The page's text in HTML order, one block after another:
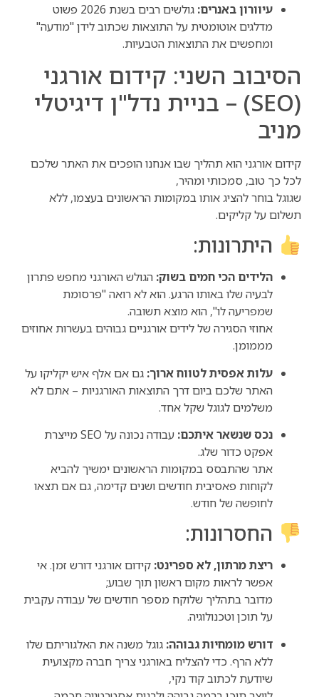
עיוורון באנרים:
גולשים רבים בשנת 2026 פשוט
מדלגים אוטומטית על התוצאות שכתוב לידן "מודעה"
ומחפשים את התוצאות הטבעיות.
הסיבוב השני: קידום אורגני
(SEO) – בניית נדל"ן דיגיטלי
מניב
קידום אורגני הוא תהליך שבו אנחנו הופכים את האתר שלכם
לכל כך טוב, סמכותי ומהיר,
שגוגל בוחר להציג אותו במקומות הראשונים בעצמו, ללא
תשלום על קליקים.
היתרונות:
הלידים הכי חמים בשוק: הגולש האורגני מחפש פתרון
לבעיה שלו באותו הרגע. הוא לא רואה "פרסומת
שמפריעה לו", הוא מוצא תשובה.
אחוזי הסגירה של לידים אורגניים גבוהים בעשרות אחוזים
מממומן.
עלות אפסית לטווח ארוך: גם אם אלף איש יקליקו על
האתר שלכם ביום דרך התוצאות האורגניות – אתם לא
משלמים לגוגל שקל אחד.
נכס שנשאר איתכם:
עבודה נכונה על SEO מייצרת
אפקט כדור שלג.
אתר שהתבסס במקומות הראשונים ימשיך להביא
לקוחות פאסיבית חודשים ושנים קדימה, גם אם תצאו
לחופשה של חודש.
החסרונות:
ריצת מרתון, לא ספרינט: קידום אורגני דורש זמן. אי
אפשר לראות מקום ראשון תוך שבוע;
מדובר בתהליך שלוקח מספר חודשים של עבודה עקבית
על תוכן וטכנולוגיה.
דורש מומחיות גבוהה: גוגל משנה את האלגוריתם שלו
ללא הרף. כדי להצליח באורגני צריך חברה מקצועית
שיודעת לכתוב קוד נקי,